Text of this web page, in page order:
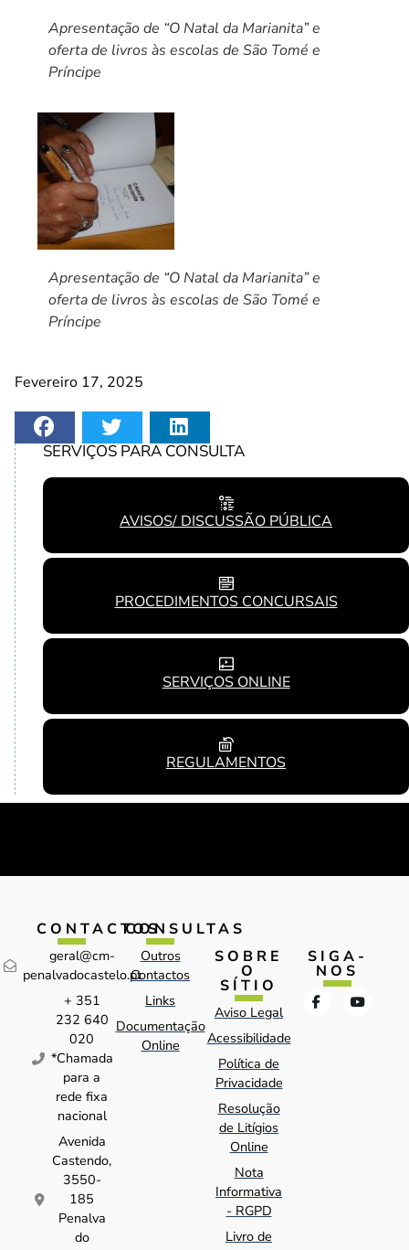
Apresentação de “O Natal da Marianita” e
oferta de livros às escolas de São Tomé e
Príncipe
Apresentação de “O Natal da Marianita” e
oferta de livros às escolas de São Tomé e
Príncipe
Fevereiro 17, 2025
SERVIÇOS PARA CONSULTA
AVISOS/ DISCUSSÃO PÚBLICA
PROCEDIMENTOS CONCURSAIS
SERVIÇOS ONLINE
REGULAMENTOS
CONTACTOS
geral@cm-
penalvadocastelo.pt
+ 351
232 640
020
*Chamada
para a
rede fixa
nacional
Avenida
Castendo,
3550-
185
Penalva
do
CONSULTAS
Outros
Contactos
Links
Documentação
Online
SOBRE
O
SÍTIO
Aviso Legal
Acessibilidade
Política de
Privacidade
Resolução
de Litígios
Online
Nota
Informativa
- RGPD
Livro de
SIGA-
NOS